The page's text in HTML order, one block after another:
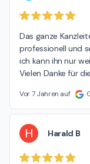
Das ganze
professionell und
ich kann ihn nur
Vielen Danke für
Vor 7 Jahren auf
H Harald B